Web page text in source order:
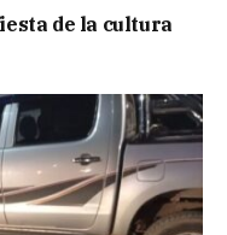
de la cultura